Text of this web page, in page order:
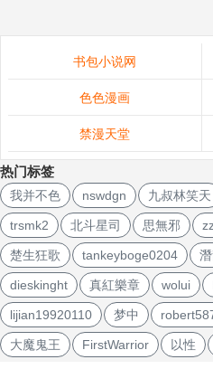
书包小说网
色色漫画
禁漫天堂
热门标签
我并不色 nswdgn 九叔林笑天
trsmk2 北斗星司 思無邪
楚生狂歌 tankeyboge0204
dieskinght 真紅樂章 wolui
lijian19920110 梦中
大魔鬼王 FirstWarrior 以性